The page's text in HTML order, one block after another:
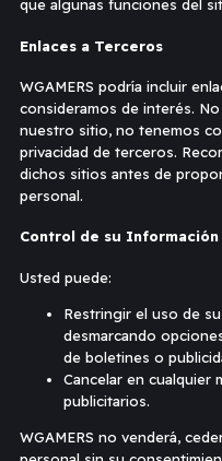
que algunas funciones del
Enlaces a Terceros
WGAMERS podría incluir
consideramos de interés.
nuestro sitio, no tenemos
privacidad de terceros.
dichos sitios antes de
personal.
Control de su Información
Usted puede:
Restringir el uso de
desmarcando
de boletines o
Cancelar en cualquier
publicitarios.
WGAMERS no venderá,